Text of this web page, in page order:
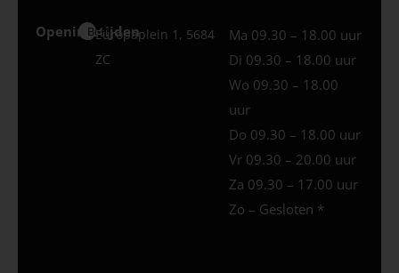
Openingstijden
Best
Europaplein 1, 5684
ZC
Ma 09.30 – 18.00 uur
Di 09.30 – 18.00 uur
Wo 09.30 – 18.00
uur
Do 09.30 – 18.00 uur
Vr 09.30 – 20.00 uur
Za 09.30 – 17.00 uur
Zo – Gesloten *